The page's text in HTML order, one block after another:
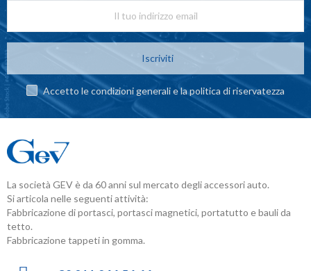
Iscriviti
Accetto le condizioni generali e la politica di riservatezza
La società GEV è da 60 anni sul mercato degli accessori auto.
Si articola nelle seguenti attività:
Fabbricazione di portasci, portasci magnetici, portatutto e bauli da
tetto.
Fabbricazione tappeti in gomma.